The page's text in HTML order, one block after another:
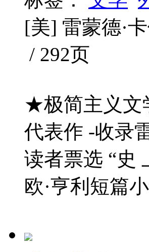
[美] 雷蒙德·
/ 292页
★极简主义文
代表作 -收录
读者票选 “史
欧·亨利短篇